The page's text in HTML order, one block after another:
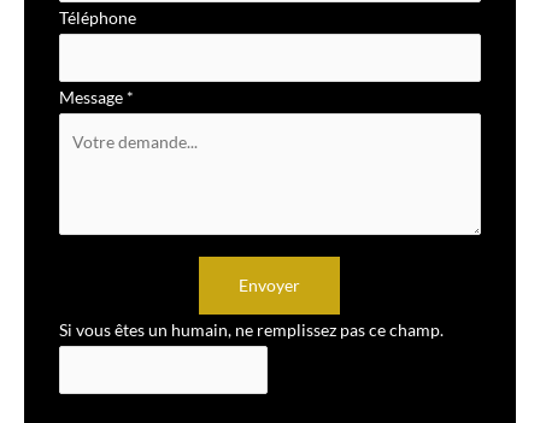
Téléphone
Message *
Envoyer
Si vous êtes un humain, ne remplissez pas ce champ.